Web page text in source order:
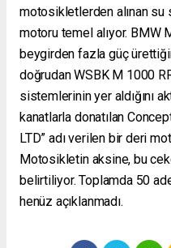
motosikletlerden alınan su
motoru temel alıyor. BMW
beygirden fazla güç
doğrudan WSBK M 1000
sistemlerinin yer aldığını
kanatlarla donatılan
LTD” adı verilen bir deri
Motosikletin aksine, bu
belirtiliyor. Toplamda 50
henüz açıklanmadı.